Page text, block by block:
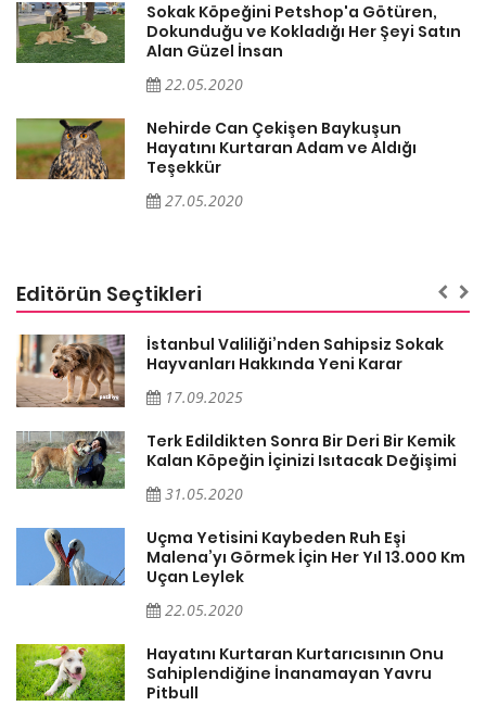
Sokak Köpeğini Petshop'a Götüren,
Dokunduğu ve Kokladığı Her Şeyi Satın
Alan Güzel İnsan
22.05.2020
Nehirde Can Çekişen Baykuşun
Hayatını Kurtaran Adam ve Aldığı
Teşekkür
27.05.2020
Editörün Seçtikleri
İstanbul Valiliği’nden Sahipsiz Sokak
Hayvanları Hakkında Yeni Karar
17.09.2025
Terk Edildikten Sonra Bir Deri Bir Kemik
Kalan Köpeğin İçinizi Isıtacak Değişimi
31.05.2020
Uçma Yetisini Kaybeden Ruh Eşi
Malena’yı Görmek İçin Her Yıl 13.000 Km
Uçan Leylek
22.05.2020
Hayatını Kurtaran Kurtarıcısının Onu
Sahiplendiğine İnanamayan Yavru
Pitbull